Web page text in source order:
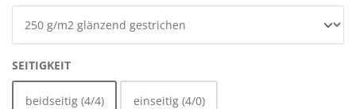
SEITIGKEITAUSWÄHLEN
beidseitig (4/4) einseitig (4/0)